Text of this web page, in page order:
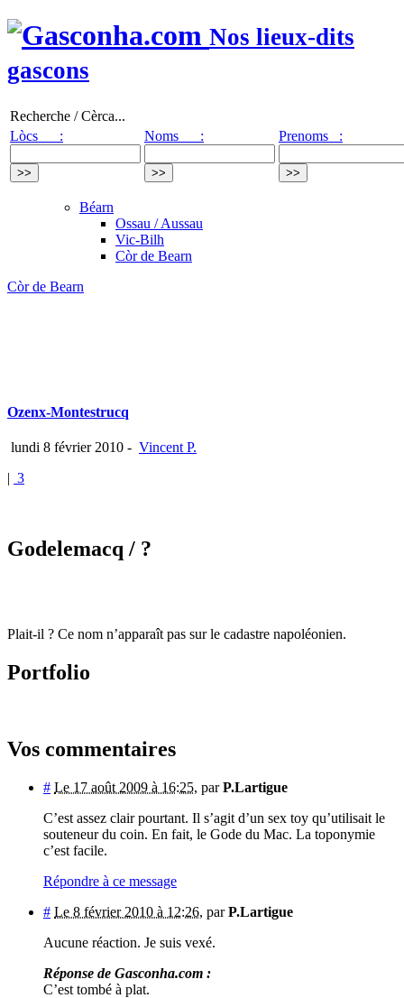
Nos lieux-dits
gascons
Recherche / Cèrca...
Lòcs :
Noms : Prenoms :
Béarn
Ossau / Aussau
Vic-Bilh
Còr de Bearn
Còr de Bearn
Ozenx-Montestrucq
lundi 8 février 2010 - Vincent P.
| 3
Godelemacq / ?
Plait-il ? Ce nom n’apparaît pas sur le cadastre napoléonien.
Portfolio
Vos commentaires
# Le 17 août 2009 à 16:25, parP.Lartigue
C’est assez clair pourtant. Il s’agit d’un sex toy qu’utilisait le
souteneur du coin. En fait, le Gode du Mac. La toponymie
c’est facile.
Répondre à ce message
# Le 8 février 2010 à 12:26, parP.Lartigue
Aucune réaction. Je suis vexé.
Réponse de Gasconha.com :
C’est tombé à plat.